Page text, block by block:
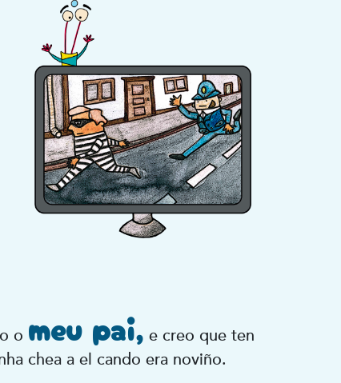
o meu pai, e creo que ten
chea a el cando era noviño.